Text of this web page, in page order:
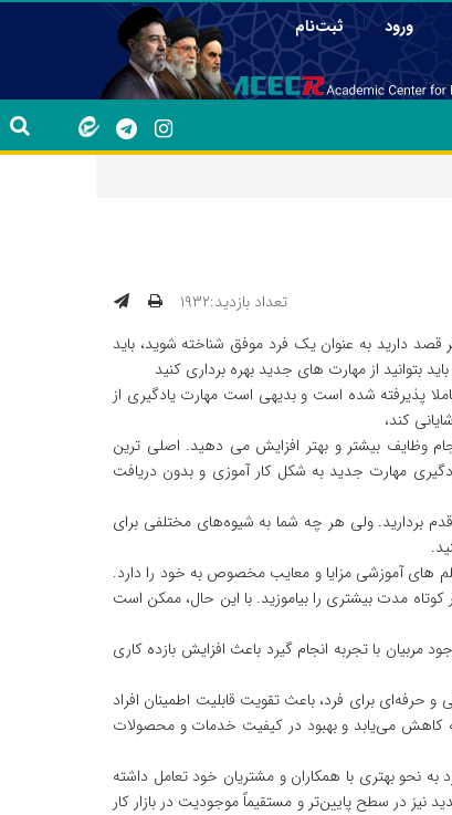
ورود | ثبت‌نام
تعداد بازدید:۱۹۳۲
دارید به عنوان یک فرد موفق شناخته شوید، باید
از مهارت‌ های جدید بهره برداری کنید
پذیرفته شده است و بدیهی است مهارت یادگیری از
کند،
وظایف بیشتر و بهتر افزایش می دهید. اصلی‌ ترین
مهارت جدید به شکل کار آموزی و بدون دریافت
بردارید. ولی هر چه شما به شیوه‌های مختلفی برای
های آموزشی مزایا و معایب مخصوص به خود را دارد.
مدت بیشتری را بیاموزید. با این حال، ممکن است
با تجربه انجام گیرد باعث افزایش بازده کاری
برای فرد، باعث تقویت قابلیت اطمینان افراد
کاهش می‌یابد و بهبود در کیفیت خدمات و محصولات
نحو بهتری با همکاران و مشتریان خود تعامل داشته
نیز در سطح پایین‌تر و مستقیماً موجودیت در بازار کار